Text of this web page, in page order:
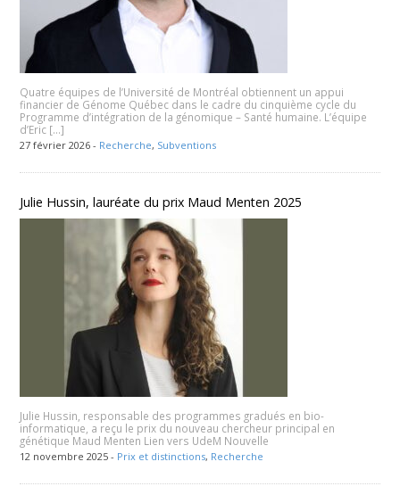
Quatre équipes de l’Université de Montréal obtiennent un appui
financier de Génome Québec dans le cadre du cinquième cycle du
Programme d’intégration de la génomique – Santé humaine. L’équipe
d’Eric […]
27 février 2026 - Recherche, Subventions
Julie Hussin, lauréate du prix Maud Menten 2025
Julie Hussin, responsable des programmes gradués en bio-
informatique, a reçu le prix du nouveau chercheur principal en
génétique Maud Menten Lien vers UdeM Nouvelle
12 novembre 2025 - Prix et distinctions, Recherche